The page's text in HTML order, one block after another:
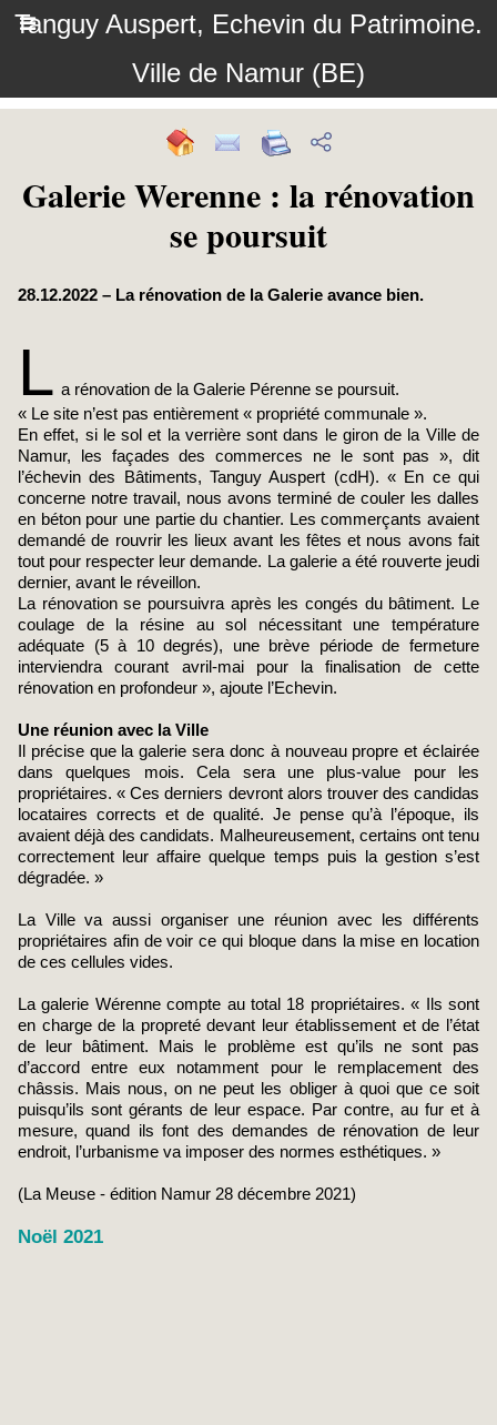
Tanguy Auspert, Echevin du Patrimoine.
Ville de Namur (BE)
Galerie Werenne : la rénovation
se poursuit
28.12.2022 – La rénovation de la Galerie avance bien.
L a rénovation de la Galerie Pérenne se poursuit.
« Le site n’est pas entièrement « propriété communale ».
En effet, si le sol et la verrière sont dans le giron de la Ville de
Namur, les façades des commerces ne le sont pas », dit
l’échevin des Bâtiments, Tanguy Auspert (cdH). « En ce qui
concerne notre travail, nous avons terminé de couler les dalles
en béton pour une partie du chantier. Les commerçants avaient
demandé de rouvrir les lieux avant les fêtes et nous avons fait
tout pour respecter leur demande. La galerie a été rouverte jeudi
dernier, avant le réveillon.
La rénovation se poursuivra après les congés du bâtiment. Le
coulage de la résine au sol nécessitant une température
adéquate (5 à 10 degrés), une brève période de fermeture
interviendra courant avril-mai pour la finalisation de cette
rénovation en profondeur », ajoute l’Echevin.
Une réunion avec la Ville
Il précise que la galerie sera donc à nouveau propre et éclairée
dans quelques mois. Cela sera une plus-value pour les
propriétaires. « Ces derniers devront alors trouver des candidas
locataires corrects et de qualité. Je pense qu’à l’époque, ils
avaient déjà des candidats. Malheureusement, certains ont tenu
correctement leur affaire quelque temps puis la gestion s’est
dégradée. »
La Ville va aussi organiser une réunion avec les différents
propriétaires afin de voir ce qui bloque dans la mise en location
de ces cellules vides.
La galerie Wérenne compte au total 18 propriétaires. « Ils sont
en charge de la propreté devant leur établissement et de l’état
de leur bâtiment. Mais le problème est qu’ils ne sont pas
d’accord entre eux notamment pour le remplacement des
châssis. Mais nous, on ne peut les obliger à quoi que ce soit
puisqu’ils sont gérants de leur espace. Par contre, au fur et à
mesure, quand ils font des demandes de rénovation de leur
endroit, l’urbanisme va imposer des normes esthétiques. »
(La Meuse - édition Namur 28 décembre 2021)
Noël 2021